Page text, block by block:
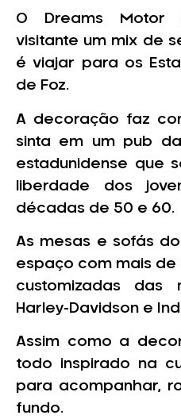
O Dreams Motor
visitante um mix de
é viajar para os
de Foz.
A decoração faz
sinta em um pub
estadunidense que
liberdade dos
décadas de 50 e 60.
As mesas e sofás
espaço com mais de
customizadas das
Harley-Davidson e
Assim como a
todo inspirado na
para acompanhar,
fundo.